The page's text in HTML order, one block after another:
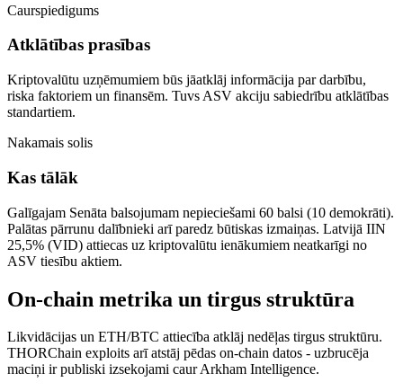
Caurspiedigums
Atklātības prasības
Kriptovalūtu uzņēmumiem būs jāatklāj informācija par darbību,
riska faktoriem un finansēm. Tuvs ASV akciju sabiedrību atklātības
standartiem.
Nakamais solis
Kas tālāk
Galīgajam Senāta balsojumam nepieciešami 60 balsi (10 demokrāti).
Palātas pārrunu dalībnieki arī paredz būtiskas izmaiņas. Latvijā IIN
25,5% (VID) attiecas uz kriptovalūtu ienākumiem neatkarīgi no
ASV tiesību aktiem.
On-chain metrika un tirgus struktūra
Likvidācijas un ETH/BTC attiecība atklāj nedēļas tirgus struktūru.
THORChain exploits arī atstāj pēdas on-chain datos - uzbrucēja
maciņi ir publiski izsekojami caur Arkham Intelligence.